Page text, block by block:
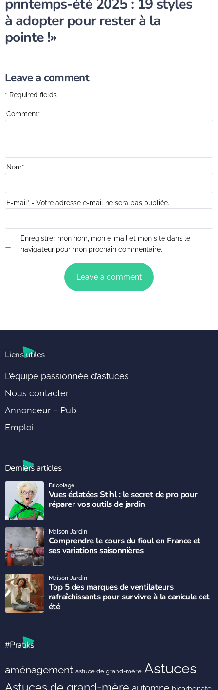
printemps-été 2025 : 19 styles
à adopter pour rester à la
pointe !»
Leave a comment
* Required fields
Comment*
Nom*
E-mail * - Votre adresse e-mail ne sera pas publiée.
Enregistrer mon nom, mon e-mail et mon site dans le
navigateur pour mon prochain commentaire.
Liens utiles
L’équipe passionnée d’astuces
Nous contacter
Annonceur – Pub
Emploi
Derniers articles
Vues éclatées Stihl : le secret de pro pour
réparer vos outils de jardin
Bricolage
Comprendre le cours du fioul en France et
ses variations saisonnières
Maison-Jardin
Top 5 des marques de ventilateurs
rafraîchissants pour survivre à la canicule cet
été
Maison-Jardin
#Pratiks
aménagement astuce de grand-mère Astuces
Astuces de grand-mère automne